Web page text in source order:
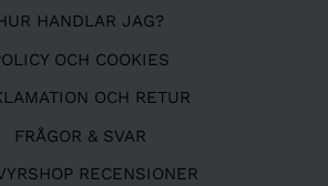
HANDLAR JAG?
OCH COOKIES
OCH RETUR
FRÅGOR & SVAR
RECENSIONER